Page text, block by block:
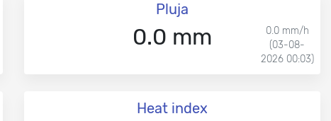
Pluja
0.0 mm
0.0 mm/h
(03-08-
2026 00:03)
Heat index